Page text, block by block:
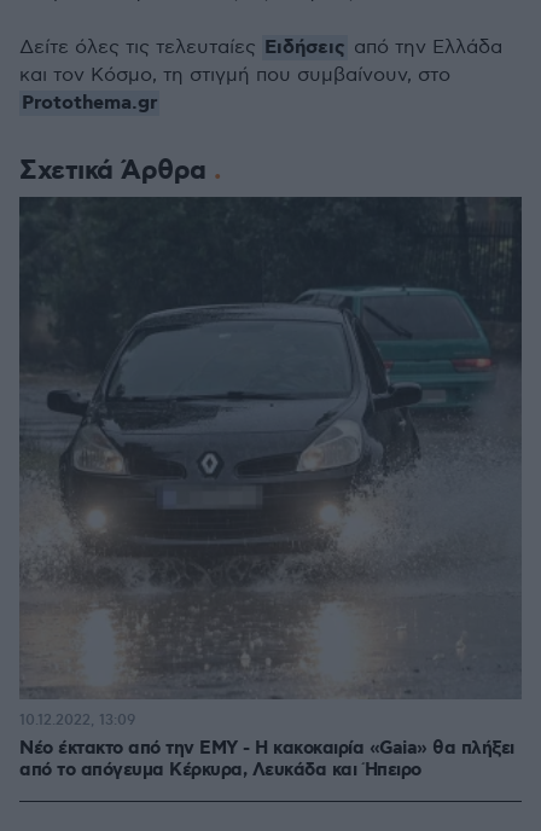
Σχετικά Άρθρα
Νέο έκτακτο από την ΕΜΥ - Η κακοκαιρία «Gaia» θα πλήξει
από το απόγευμα Κέρκυρα, Λευκάδα και Ήπειρο
10.12.2022, 13:09
Δείτε όλες τις τελευταίες Ειδήσεις από την Ελλάδα
και τον Κόσμο, τη στιγμή που συμβαίνουν, στο
Protothema.gr